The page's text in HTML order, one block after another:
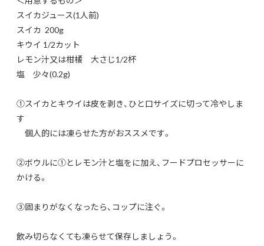
スイカジュース(1人前)
スイカ 200g
キウイ 1/2カット
レモン汁又は柑橘 大さじ1/2杯
塩 少々(0.2g)
①スイカとキウイは皮を剥き、ひと口サイズに切って冷やしま
す
個人的には凍らせた方がおススメです。
②ボウルに①とレモン汁と塩をに加え、フードプロセッサーに
かける。
③固まりがなくなったら、コップに注ぐ。
飲み切らなくても凍らせて保存しましょう。